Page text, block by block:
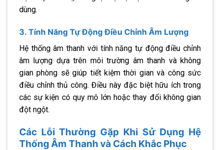
dùng.
3. Tính Năng Tự Động Điều Chỉnh Âm Lượng
Hệ thống âm thanh với tính năng tự động điều chỉnh
âm lượng dựa trên môi trường âm thanh và không
gian phòng sẽ giúp tiết kiệm thời gian và công sức
điều chỉnh thủ công. Điều này đặc biệt hữu ích trong
các sự kiện có quy mô lớn hoặc thay đổi không gian
đột ngột.
Các Lỗi Thường Gặp Khi Sử Dụng Hệ
Thống Âm Thanh và Cách Khắc Phục